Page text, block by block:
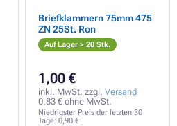
Briefklammern 75mm 475
ZN 25St. Ron
Auf Lager > 20 Stk.
1,00 €
inkl. MwSt. zzgl. Versand
0,83 € ohne MwSt.
Niedrigster Preis der letzten 30
Tage: 0,90 €